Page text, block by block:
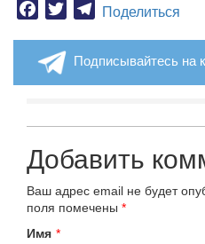
Facebook
TwitterTelegram
Поделиться
Подписывайтесь на
Добавить
Ваш адрес email не будет
поля помечены *
Имя *